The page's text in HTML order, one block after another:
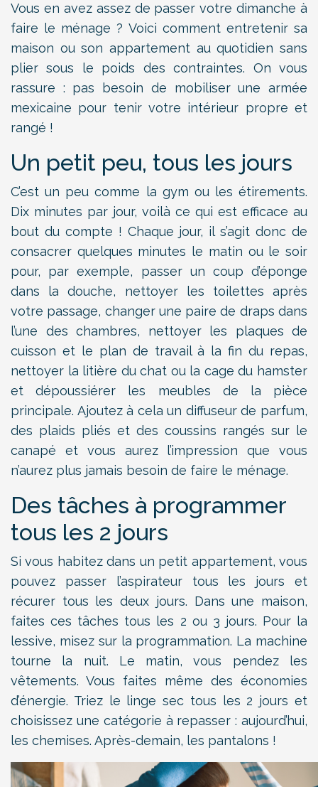
Vous en avez assez de passer votre dimanche à
faire le ménage ? Voici comment entretenir sa
maison ou son appartement au quotidien sans
plier sous le poids des contraintes. On vous
rassure : pas besoin de mobiliser une armée
mexicaine pour tenir votre intérieur propre et
rangé !
Un petit peu, tous les jours
C’est un peu comme la gym ou les étirements.
Dix minutes par jour, voilà ce qui est efficace au
bout du compte ! Chaque jour, il s’agit donc de
consacrer quelques minutes le matin ou le soir
pour, par exemple, passer un coup d’éponge
dans la douche, nettoyer les toilettes après
votre passage, changer une paire de draps dans
l’une des chambres, nettoyer les plaques de
cuisson et le plan de travail à la fin du repas,
nettoyer la litière du chat ou la cage du hamster
et dépoussiérer les meubles de la pièce
principale. Ajoutez à cela un diffuseur de parfum,
des plaids pliés et des coussins rangés sur le
canapé et vous aurez l’impression que vous
n’aurez plus jamais besoin de faire le ménage.
Des tâches à programmer
tous les 2 jours
Si vous habitez dans un petit appartement, vous
pouvez passer l’aspirateur tous les jours et
récurer tous les deux jours. Dans une maison,
faites ces tâches tous les 2 ou 3 jours. Pour la
lessive, misez sur la programmation. La machine
tourne la nuit. Le matin, vous pendez les
vêtements. Vous faites même des économies
d’énergie. Triez le linge sec tous les 2 jours et
choisissez une catégorie à repasser : aujourd’hui,
les chemises. Après-demain, les pantalons !